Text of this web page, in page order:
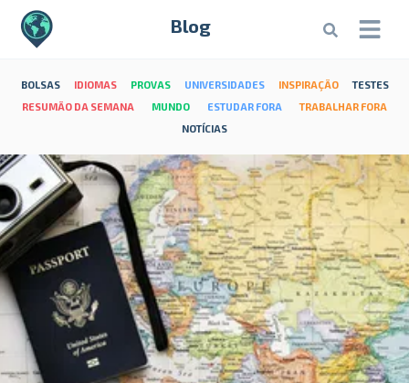
Blog
BOLSAS IDIOMAS PROVAS UNIVERSIDADES INSPIRAÇÃO
TESTES
RESUMÃO DA SEMANA
MUNDO ESTUDAR FORA
TRABALHAR FORA
NOTÍCIAS